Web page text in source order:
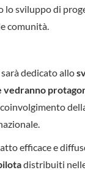
lo sviluppo di
comunità.
dedicato allo
vedranno
coinvolgimento
efficace e
distribuiti